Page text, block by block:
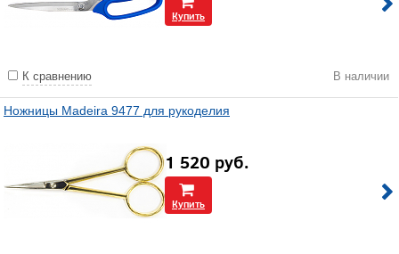
Купить
К сравнению В наличии
Ножницы Madeira 9477 для рукоделия
1 520 руб.
Купить